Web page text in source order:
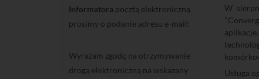
W
Usługa
Informatora pocztą elektroniczną
prosimy o podanie adresu e-mail:
Wyrażam zgodę na otrzymywanie
drogą elektroniczną na wskazany